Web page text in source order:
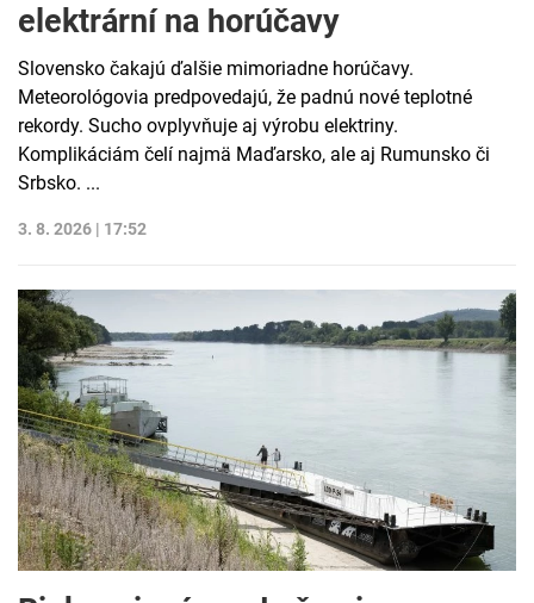
elektrární na horúčavy
Slovensko čakajú ďalšie mimoriadne horúčavy.
Meteorológovia predpovedajú, že padnú nové teplotné
rekordy. Sucho ovplyvňuje aj výrobu elektriny.
Komplikáciám čelí najmä Maďarsko, ale aj Rumunsko či
Srbsko. ...
3. 8. 2026 | 17:52